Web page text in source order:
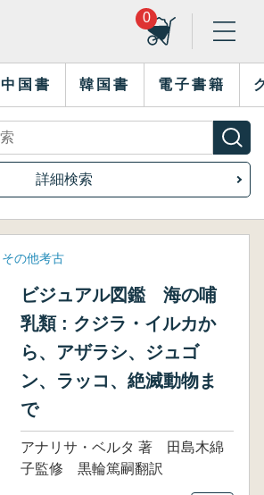
0
中国書 韓国書 電子書籍
詳細検索
その他考古
ビジュアル図鑑 海の哺
乳類 : クジラ・イルカか
ら、アザラシ、ジュゴ
ン、ラッコ、絶滅動物ま
で
アナリサ・ベルタ 著 田島木綿
子監修 黒輪篤嗣翻訳